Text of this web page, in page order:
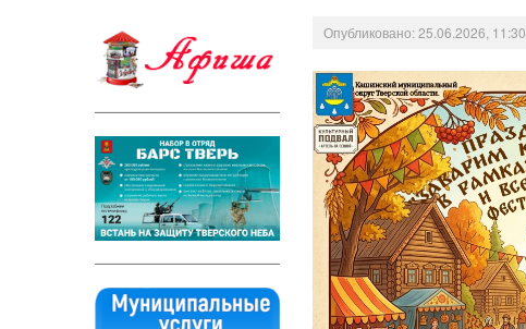
Опубликовано: 25.06.2026, 11:30